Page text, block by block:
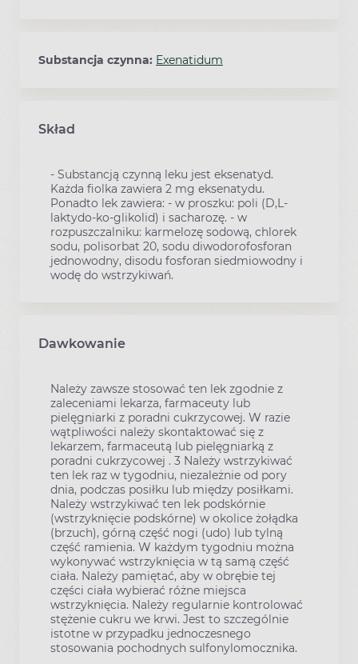
Substancja czynna: Exenatidum
Skład
- Substancją czynną leku jest eksenatyd.
Każda fiolka zawiera 2 mg eksenatydu.
Ponadto lek zawiera: - w proszku: poli (D,L-
laktydo-ko-glikolid) i sacharozę. - w
rozpuszczalniku: karmelozę sodową, chlorek
sodu, polisorbat 20, sodu diwodorofosforan
jednowodny, disodu fosforan siedmiowodny i
wodę do wstrzykiwań.
Dawkowanie
Należy zawsze stosować ten lek zgodnie z
zaleceniami lekarza, farmaceuty lub
pielęgniarki z poradni cukrzycowej. W razie
wątpliwości należy skontaktować się z
lekarzem, farmaceutą lub pielęgniarką z
poradni cukrzycowej . 3 Należy wstrzykiwać
ten lek raz w tygodniu, niezależnie od pory
dnia, podczas posiłku lub między posiłkami.
Należy wstrzykiwać ten lek podskórnie
(wstrzyknięcie podskórne) w okolice żołądka
(brzuch), górną część nogi (udo) lub tylną
część ramienia. W każdym tygodniu można
wykonywać wstrzyknięcia w tą samą część
ciała. Należy pamiętać, aby w obrębie tej
części ciała wybierać różne miejsca
wstrzyknięcia. Należy regularnie kontrolować
stężenie cukru we krwi. Jest to szczególnie
istotne w przypadku jednoczesnego
stosowania pochodnych sulfonylomocznika.